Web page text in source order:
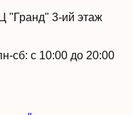
"Гранд" 3-ий этаж
сб: с 10:00 до 20:00